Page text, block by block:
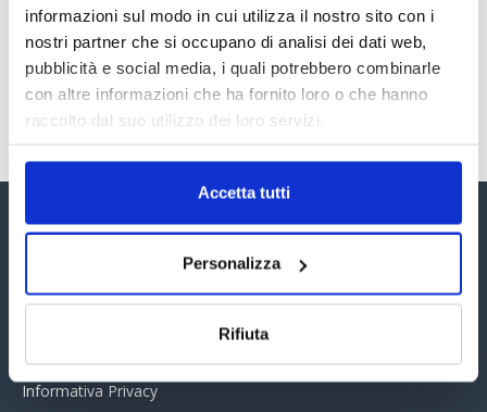
informazioni sul modo in cui utilizza il nostro sito con i
nostri partner che si occupano di analisi dei dati web,
pubblicità e social media, i quali potrebbero combinarle
con altre informazioni che ha fornito loro o che hanno
raccolto dal suo utilizzo dei loro servizi.
Accetta tutti
Personalizza
Rifiuta
30 Giugno 2026
TUTTI GLI ARTICOLI DEL MESE
Assinform Editore
Chi siamo
Collabora con noi
Informativa Privacy